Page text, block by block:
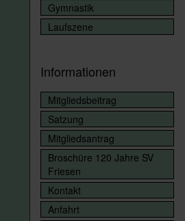
Gymnastik
Laufszene
Informationen
Mitgliedsbeitrag
Satzung
Mitgliedsantrag
Broschüre 120 Jahre SV
Friesen
Kontakt
Anfahrt